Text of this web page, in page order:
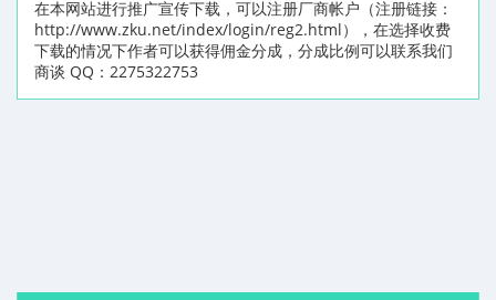
在本网站进行推广宣传下载，可以注册厂商帐户（注册链接：
http://www.zku.net/index/login/reg2.html），在选择收费
下载的情况下作者可以获得佣金分成，分成比例可以联系我们
商谈 QQ：2275322753